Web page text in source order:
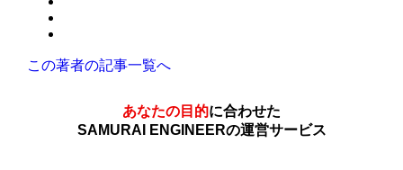
この著者の記事一覧へ
あなたの目的に合わせた
SAMURAI ENGINEERの運営サービス